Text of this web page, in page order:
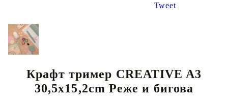
Tweet
Крафт тример CREATIVE A3
30,5x15,2cm Реже и бигова